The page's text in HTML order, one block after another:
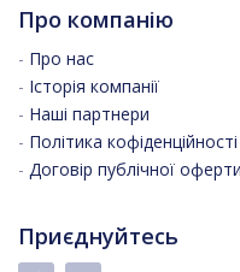
Про компанію
- Про нас
- Історія компанії
- Наші партнери
- Політика
- Договір публічної оферти
Приєднуйтесь